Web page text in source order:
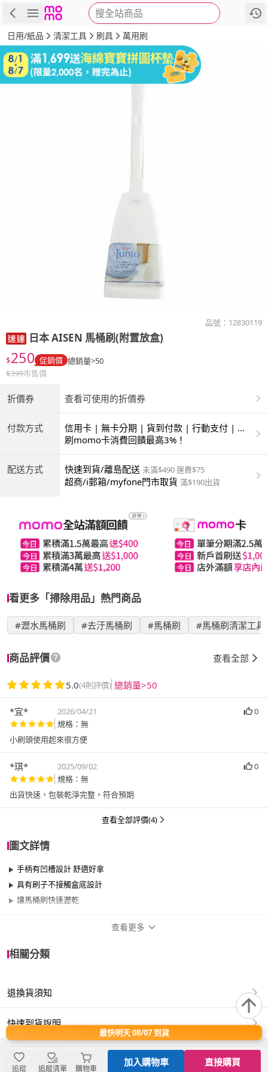
搜全站商品
商品 評價 詳情
日用/紙品 清潔工具 刷具 萬用刷
品號： 12830119
日本 AISEN 馬桶刷(附置放盒)
$250 促銷價 總銷量>50
$399市售價
折價券 查看可使用的折價券
付款方式
信用卡 | 無卡分期 | 貨到付款 | 行動支付 | 超
商付款 | ATM | 銀聯卡
刷momo卡消費回饋最高3%！
配送方式 快速到貨/離島配送 未滿$490 運費$75
超商/i郵箱/myfone門市取貨 滿$190出貨
看更多「掃除用品」熱門商品
#瀝水馬桶刷 #去汙馬桶刷 #馬桶刷 #馬桶刷清潔工具
商品評價 查看全部
5.0(4則評價) 總銷量>50
*宜* 2026/04/21
0
規格：無
小刷頭使用起來很方便
*琪* 2025/09/02
0
規格：無
出貨快速，包裝乾淨完整，符合預期
查看全部評價(4)
圖文詳情
手柄有凹槽設計 舒適好拿
具有刷子不接觸盒底設計
讓馬桶刷快速瀝乾
無須商檢
商品認證：
查看更多
相關分類
退換貨須知
快速到貨說明
最快明天 08/07 到貨
追蹤 追蹤清單 購物車
加入購物車 直接購買